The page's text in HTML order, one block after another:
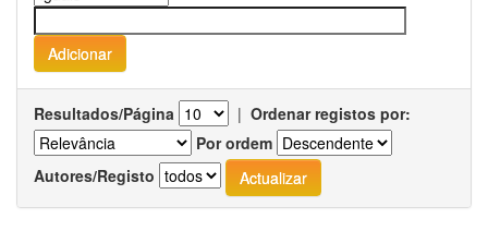
Resultados/Página | Ordenar registos por:
Por ordem
Autores/Registo